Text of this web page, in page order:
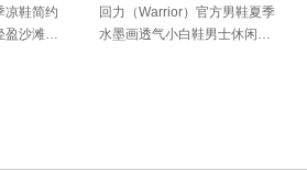
凉鞋简约
沙滩鞋1
回力（Warrior）官方男鞋夏季
水墨画透气小白鞋男士休闲板